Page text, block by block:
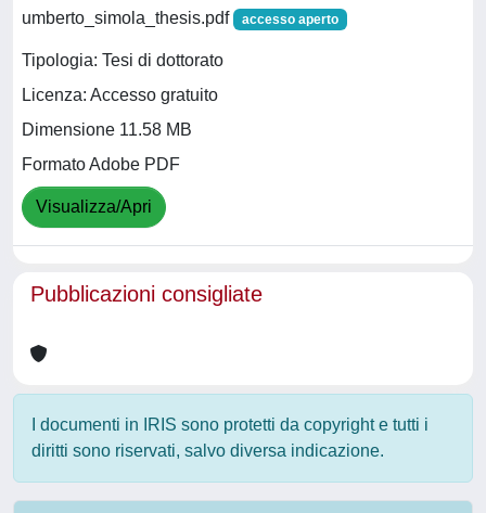
umberto_simola_thesis.pdf accesso aperto
Tipologia: Tesi di dottorato
Licenza: Accesso gratuito
Dimensione 11.58 MB
Formato Adobe PDF
Visualizza/Apri
Pubblicazioni consigliate
I documenti in IRIS sono protetti da copyright e tutti i
diritti sono riservati, salvo diversa indicazione.